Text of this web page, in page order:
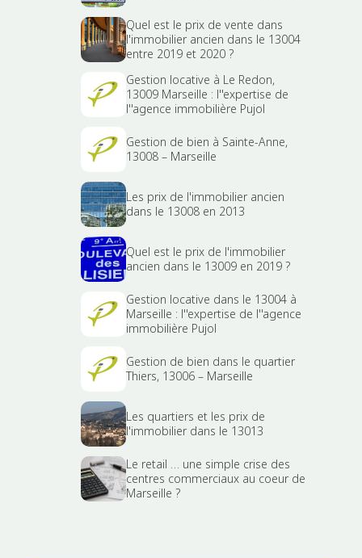
Quel est le prix de vente dans
l'immobilier ancien dans le 13004
entre 2019 et 2020 ?
Gestion locative à Le Redon,
13009 Marseille : l''expertise de
l''agence immobilière Pujol
Gestion de bien à Sainte-Anne,
13008 – Marseille
Les prix de l'immobilier ancien
dans le 13008 en 2013
Quel est le prix de l'immobilier
ancien dans le 13009 en 2019 ?
Gestion locative dans le 13004 à
Marseille : l''expertise de l''agence
immobilière Pujol
Gestion de bien dans le quartier
Thiers, 13006 – Marseille
Les quartiers et les prix de
l'immobilier dans le 13013
Le retail … une simple crise des
centres commerciaux au coeur de
Marseille ?